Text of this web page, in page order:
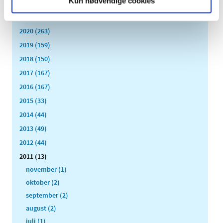
2020 (263)
2019 (159)
2018 (150)
2017 (167)
2016 (167)
2015 (33)
2014 (44)
2013 (49)
2012 (44)
2011 (13)
november (1)
oktober (2)
september (2)
august (2)
juli (1)